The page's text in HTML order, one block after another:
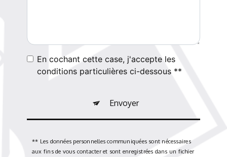
En cochant cette case, j'accepte les
conditions particulières ci-dessous **
Envoyer
** Les données personnelles communiquées sont nécessaires
aux fins de vous contacter et sont enregistrées dans un fichier